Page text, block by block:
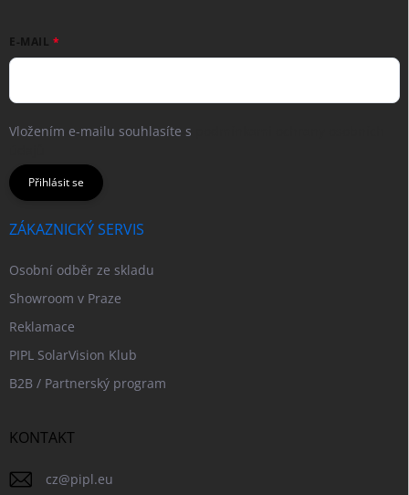
E-MAIL
Vložením e-mailu souhlasíte s
Přihlásit se
ZÁKAZNICKÝ SERVIS
Osobní odběr ze skladu
Showroom v Praze
Reklamace
PIPL SolarVision Klub
B2B / Partnerský program
KONTAKT
cz@pipl.eu